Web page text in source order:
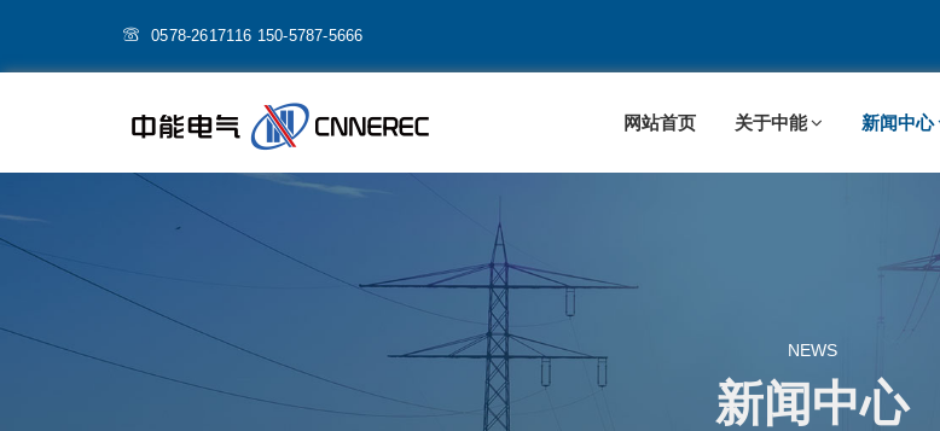
0578-2617116 150-5787-5666
网站首页 关于中能 新闻中心
NEWS
新闻中心